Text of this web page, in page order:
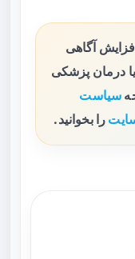
آگاهی
درمان پزشکی
سیاست
را بخوانید.